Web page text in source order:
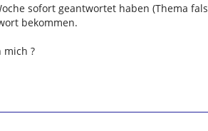
sofort geantwortet haben (Thema
bekommen.
mich ?